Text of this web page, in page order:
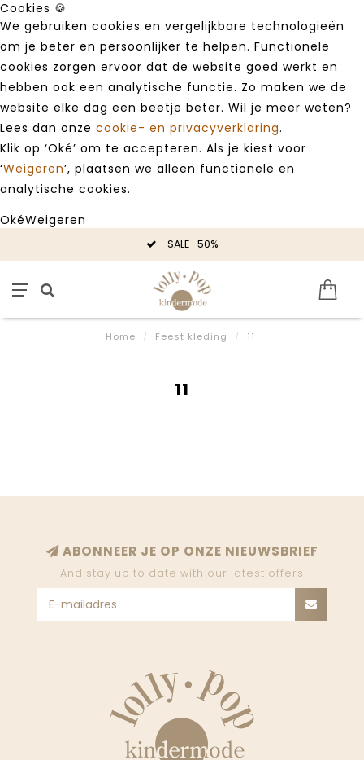
Cookies 🍪
We gebruiken cookies en vergelijkbare technologieën
om je beter en persoonlijker te helpen. Functionele
cookies zorgen ervoor dat de website goed werkt en
hebben ook een analytische functie. Zo maken we de
website elke dag een beetje beter. Wil je meer weten?
Lees dan onze cookie- en privacyverklaring.
Klik op ‘Oké’ om te accepteren. Als je kiest voor
‘Weigeren’, plaatsen we alleen functionele en
analytische cookies.
OkéWeigeren
SALE -50%
Home / Feest kleding / 11
11
ABONNEER JE OP ONZE NIEUWSBRIEF
And stay up to date with our latest offers